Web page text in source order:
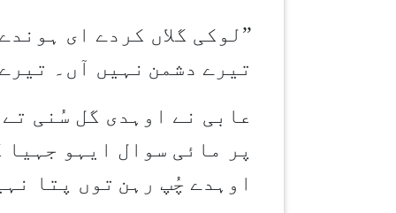
”لوکی گلاں کردے ای
تیرے دشمن نہیں آں۔
عابی نے اوہدی گل سُنی
پر مائی سوال ایہو
اوہدے چُپ رہن توں پتا